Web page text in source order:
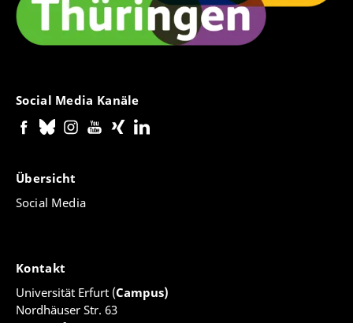
Social Media Kanäle
Übersicht
Social Media
Kontakt
Universität Erfurt (Campus)
Nordhäuser Str. 63